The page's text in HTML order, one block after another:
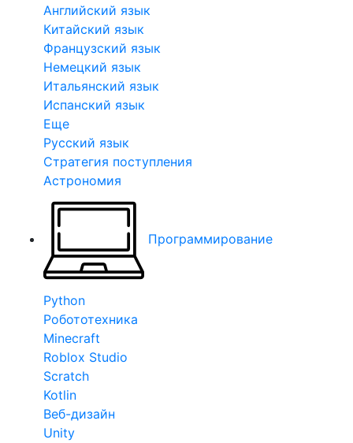
Английский язык
Китайский язык
Французский язык
Немецкий язык
Итальянский язык
Испанский язык
Еще
Русский язык
Стратегия поступления
Астрономия
Программирование
Python
Робототехника
Minecraft
Roblox Studio
Scratch
Kotlin
Веб-дизайн
Unity